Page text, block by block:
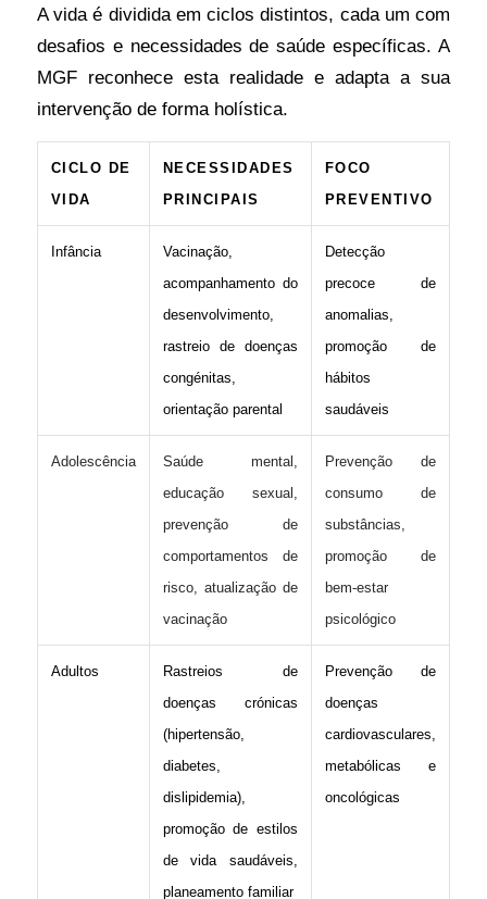
A vida é dividida em ciclos distintos, cada um com
desafios e necessidades de saúde específicas. A
MGF reconhece esta realidade e adapta a sua
intervenção de forma holística.
CICLO DE
VIDA
NECESSIDADES
PRINCIPAIS
FOCO
PREVENTIVO
Infância
Vacinação,
acompanhamento do
desenvolvimento,
rastreio de doenças
congénitas,
orientação parental
Detecção
precoce de
anomalias,
promoção de
hábitos
saudáveis
Adolescência
Saúde mental,
educação sexual,
prevenção de
comportamentos de
risco, atualização de
vacinação
Prevenção de
consumo de
substâncias,
promoção de
bem-estar
psicológico
Adultos
Rastreios de
doenças crónicas
(hipertensão,
diabetes,
dislipidemia),
promoção de estilos
de vida saudáveis,
planeamento familiar
Prevenção de
doenças
cardiovasculares,
metabólicas e
oncológicas